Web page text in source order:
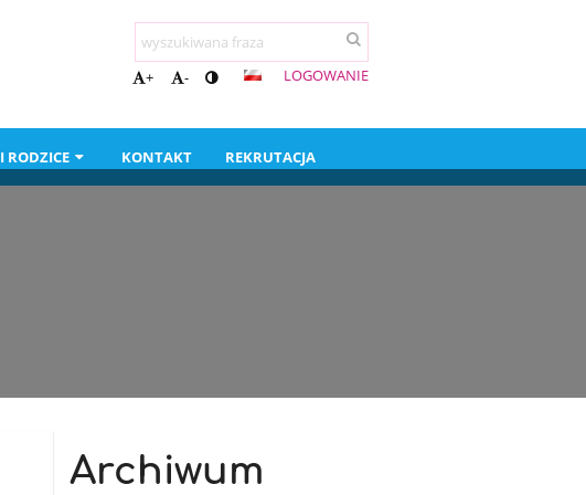
+ - LOGOWANIE
RODZICE KONTAKT REKRUTACJA
Archiwum